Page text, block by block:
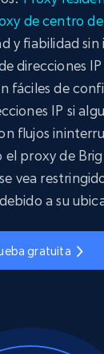
de centro
y fiabilidad sin
direcciones
fáciles de
IP si
flujos
proxy de
vea
a su
gratuita